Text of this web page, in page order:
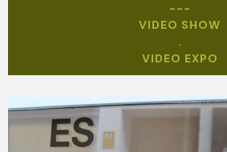
---
VIDEO SHOW
.
VIDEO EXPO